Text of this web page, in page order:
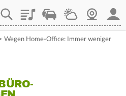
PlaylistStaupilotWetterWebcam
Wegen Home-Office: Immer weniger